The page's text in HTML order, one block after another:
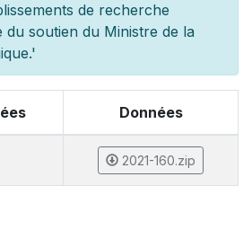
de recherche
du soutien du Ministre de la
Données
2021-160.zip